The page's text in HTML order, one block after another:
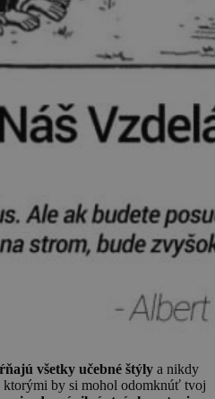
všetky učebné štýly a nikdy
by si mohol odomknúť tvoj